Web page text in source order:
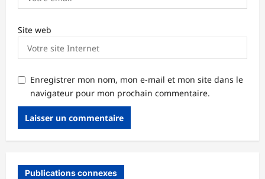
Site web
Enregistrer mon nom, mon e-mail et mon site dans le
navigateur pour mon prochain commentaire.
Publications connexes